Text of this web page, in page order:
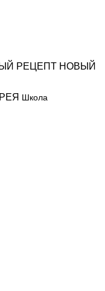
РЕЦЕПТ НОВЫЙ
Школа